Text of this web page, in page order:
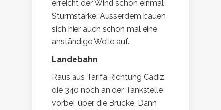
erreicht der Wind schon einmal
Sturmstärke. Ausserdem bauen
sich hier auch schon mal eine
anständige Welle auf.
Landebahn
Raus aus Tarifa Richtung Cadiz,
die 340 noch an der Tankstelle
vorbei, über die Brücke. Dann